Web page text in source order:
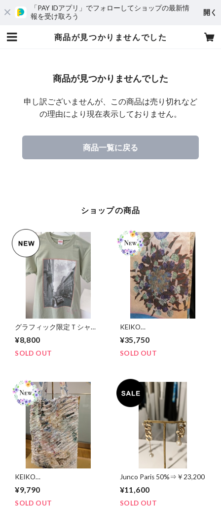
「PAY IDアプリ」でフォローしてショップの最新情
報を受け取ろう
開く
商品が見つかりませんでした
商品が見つかりませんでした
申し訳ございませんが、この商品は売り切れなど
の理由により現在表示しておりません。
商品一覧に戻る
ショップの商品
グラフィック限定Ｔシャ
ツ/CARNIER MIKI
¥8,800
SOLD OUT
KEIKO
NISHIyAMA/LONDON
TOKYO
¥35,750
SOLD OUT
KEIKO
NISHIyAMA/LONDON
TOKYO
¥9,790
SOLD OUT
Junco Paris 50%⇒￥23,200
¥11,600
SOLD OUT